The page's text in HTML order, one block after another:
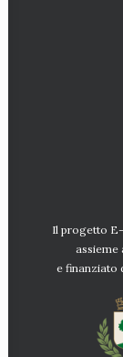
Il progetto
assieme
e finanziato